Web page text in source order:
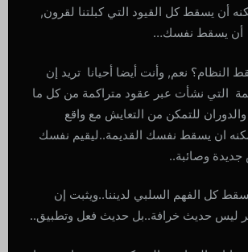
أن يسقط كل القيود التي كبلتنا لقرون,
أن يسقط نفسك…
النظام؟ نعم, وأنت أيضا أحيانا تريد إن
التي نشأت عبر عقود متراكمة من كل ما
للتمكن من التعايش مع واقع
ان يسقط نفسك القديمة..ليقيم نفسك
وصائبة..
كل الفهم السلبي لديننا..ويثبت إن
ليس حديث خرافة..بل حديث فعل وتطبيق..